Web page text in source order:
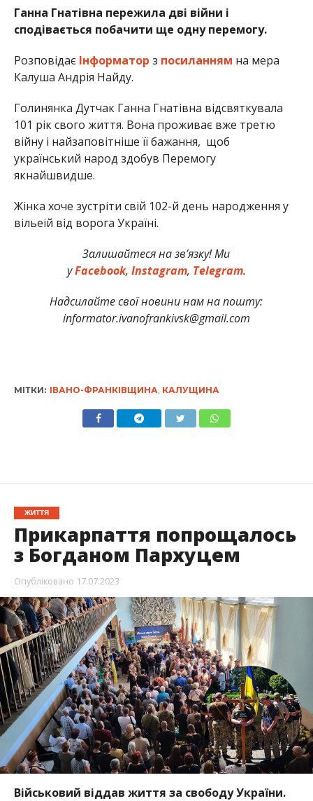
Ганна Гнатівна пережила дві війни і
сподівається побачити ще одну перемогу.
Розповідає Інформатор з посиланням на мера
Калуша Андрія Найду.
Голинянка Дутчак Ганна Гнатівна відсвяткувала
101 рік свого життя. Вона проживає вже третю
війну і найзаповітніше її бажання, щоб
український народ здобув Перемогу
якнайшвидше.
Жінка хоче зустріти свій 102-й день народження у
вільеій від ворога Україні.
Залишайтеся на зв’язку! Ми
уFacebook, Instagram, Telegram.
Надсилайте свої новини нам на пошту:
informator.ivanofrankivsk@gmail.com
МІТКИ: ІВАНО-ФРАНКІВЩИНА КАЛУЩИНА
ЖИТТЯ
Прикарпаття попрощалось
з Богданом Пархуцем
Опубліковано 17.07.2023
Військовий віддав життя за свободу України.